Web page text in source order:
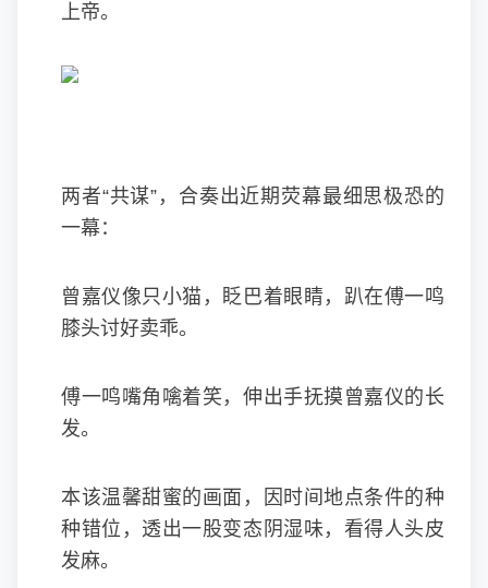
上帝。
两者“共谋”，合奏出近期荧幕最细思极恐的
一幕：
曾嘉仪像只小猫，眨巴着眼睛，趴在傅一鸣
膝头讨好卖乖。
傅一鸣嘴角噙着笑，伸出手抚摸曾嘉仪的长
发。
本该温馨甜蜜的画面，因时间地点条件的种
种错位，透出一股变态阴湿味，看得人头皮
发麻。